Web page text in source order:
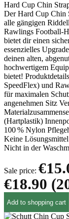
Hard Cup Chin
Der Hard Cup Chin
alle gängigen
Rawlings Football-
bietet dir einen
essenzielles
deinen alten,
hochwertigem
bietet!
SpeedFlex) und
für maximalen
angenehmen Sitz
(Hartplastik)
100 % Nylon
Keine
Nicht in der
Sale price:
€18.90
Add to shopping cart